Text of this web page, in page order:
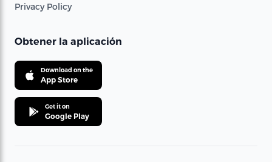
Privacy Policy
Obtener la aplicación
Download on the
App Store
Get it on
Google Play